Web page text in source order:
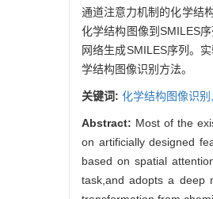
通道注意力机制的化学结
化学结构图像到SMILES
网络生成SMILES序列。
学结构图像识别方法。
关键词: 化学结构图像识别,
Abstract: Most of the
on artificially designed
based on spatial
task,and adopts a deep